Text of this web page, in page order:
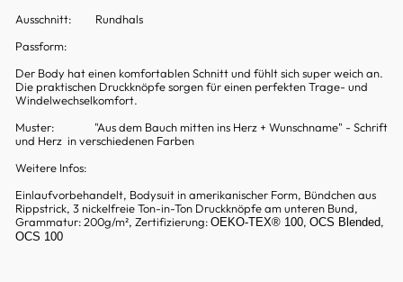
Ausschnitt: Rundhals
Passform:
Der Body hat einen komfortablen Schnitt und fühlt sich super weich an.
Die praktischen Druckknöpfe sorgen für einen perfekten Trage- und
Windelwechselkomfort.
Muster: "Aus dem Bauch mitten ins Herz + Wunschname" - Schrift
und Herz in verschiedenen Farben
Weitere Infos:
Einlaufvorbehandelt, Bodysuit in amerikanischer Form, Bündchen aus
Rippstrick, 3 nickelfreie Ton-in-Ton Druckknöpfe am unteren Bund,
Grammatur: 200g/m², Zertifizierung: OEKO-TEX® 100, OCS Blended,
OCS 100